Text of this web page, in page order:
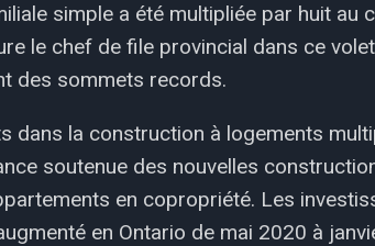
simple a été multipliée par huit au
le chef de file provincial dans ce
des sommets records.
dans la construction à logements
soutenue des nouvelles
en copropriété. Les
en Ontario de mai 2020 à